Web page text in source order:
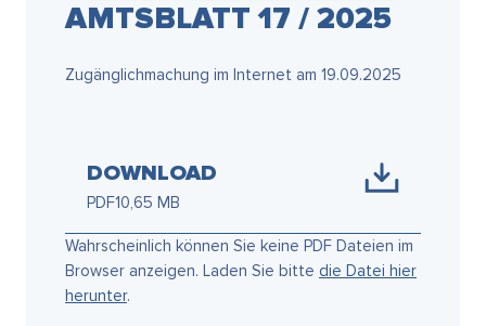
AMTSBLATT 17 / 2025
Zugänglichmachung im Internet am 19.09.2025
DOWNLOAD
PDF10,65 MB
Wahrscheinlich können Sie keine PDF Dateien im
Browser anzeigen. Laden Sie bitte die Datei hier
herunter.